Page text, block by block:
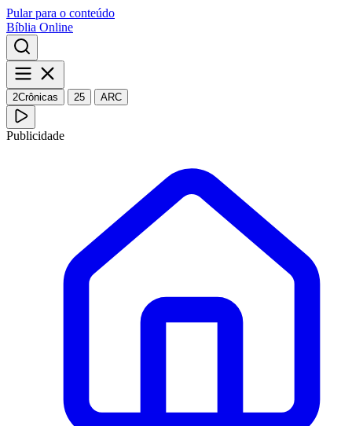
Pular para o conteúdo
Bíblia Online
2Crônicas 25 ARC
Publicidade